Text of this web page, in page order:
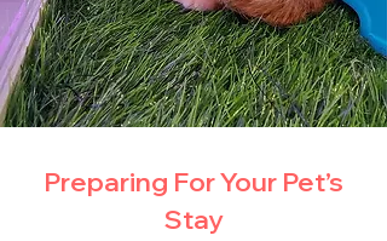
Preparing For Your Pet’s
Stay